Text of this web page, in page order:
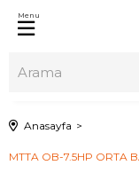
Menu
Anasayfa
MTTA OB-7.5HP ORTA